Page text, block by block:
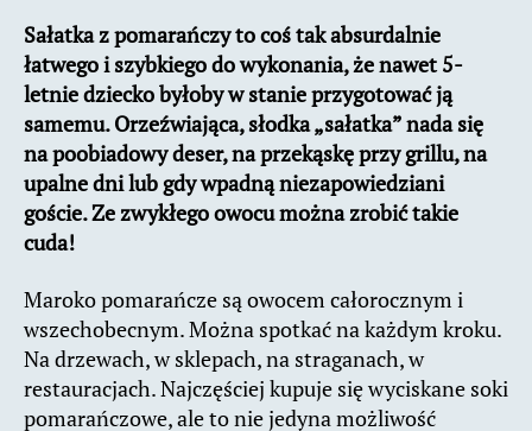
Sałatka z pomarańczy to coś tak absurdalnie
łatwego i szybkiego do wykonania, że nawet 5-
letnie dziecko byłoby w stanie przygotować ją
samemu. Orzeźwiająca, słodka „sałatka” nada się
na poobiadowy deser, na przekąskę przy grillu, na
upalne dni lub gdy wpadną niezapowiedziani
goście. Ze zwykłego owocu można zrobić takie
cuda!
Maroko pomarańcze są owocem całorocznym i
wszechobecnym. Można spotkać na każdym kroku.
Na drzewach, w sklepach, na straganach, w
restauracjach. Najczęściej kupuje się wyciskane soki
pomarańczowe, ale to nie jedyna możliwość